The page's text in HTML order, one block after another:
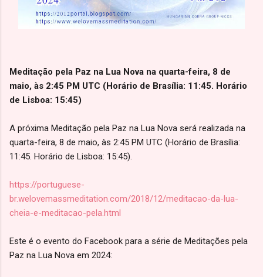
Meditação pela Paz na Lua Nova na quarta-feira, 8 de
maio, às 2:45 PM UTC (Horário de Brasília: 11:45. Horário
de Lisboa: 15:45)
A próxima Meditação pela Paz na Lua Nova será realizada na
quarta-feira, 8 de maio, às 2:45 PM UTC (Horário de Brasília:
11:45. Horário de Lisboa: 15:45).
https://portuguese-
br.welovemassmeditation.com/2018/12/meditacao-da-lua-
cheia-e-meditacao-pela.html
Este é o evento do Facebook para a série de Meditações pela
Paz na Lua Nova em 2024: